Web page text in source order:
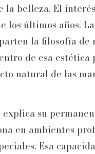
la belleza. El
los últimos años.
la filosofía
de esa
natural de las
explica su
en ambientes
Esa